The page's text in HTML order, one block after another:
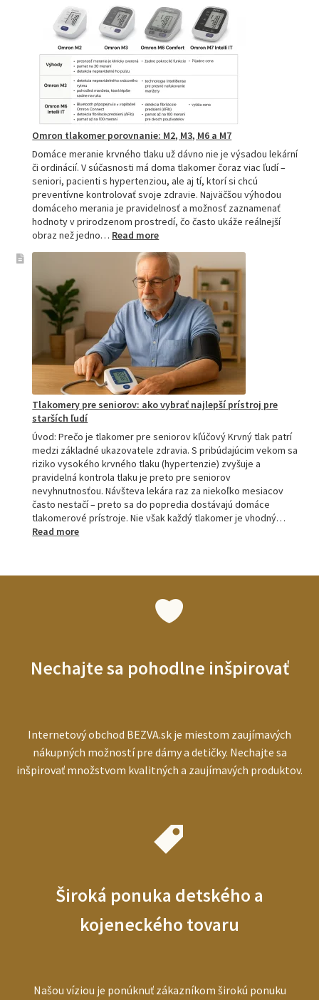
spoľahlivý
pomocník
pre
zdravie
Omron tlakomer porovnanie: M2, M3, M6 a M7
Domáce meranie krvného tlaku už dávno nie je výsadou lekární
či ordinácií. V súčasnosti má doma tlakomer čoraz viac ľudí –
seniori, pacienti s hypertenziou, ale aj tí, ktorí si chcú
preventívne kontrolovať svoje zdravie. Najväčšou výhodou
domáceho merania je pravidelnosť a možnosť zaznamenať
hodnoty v prirodzenom prostredí, čo často ukáže reálnejší
obraz než jedno… Read more:
tlakomer
porovnanie:
M2,
M3,
M6
a
M7
Tlakomery pre seniorov: ako vybrať najlepší prístroj pre
starších ľudí
Úvod: Prečo je tlakomer pre seniorov kľúčový Krvný tlak patrí
medzi základné ukazovatele zdravia. S pribúdajúcim vekom sa
riziko vysokého krvného tlaku (hypertenzie) zvyšuje a
pravidelná kontrola tlaku je preto pre seniorov
nevyhnutnosťou. Návšteva lekára raz za niekoľko mesiacov
často nestačí – preto sa do popredia dostávajú domáce
tlakomerové prístroje. Nie však každý tlakomer je vhodný…
Read more:
ľudí
Nechajte sa pohodlne inšpirovať
Internetový obchod BEZVA.sk je miestom zaujímavých
nákupných možností pre dámy a detičky. Nechajte sa
inšpirovať množstvom kvalitných a zaujímavých produktov.
Široká ponuka detského a
kojeneckého tovaru
Našou víziou je ponúknuť zákazníkom širokú ponuku